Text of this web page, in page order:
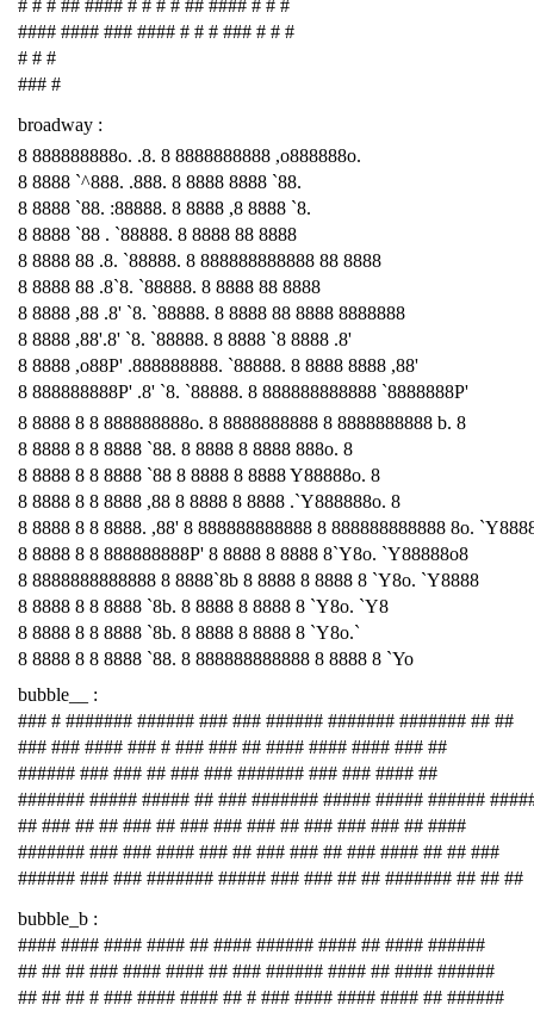
# # # ## #### # # # # ## #### # # #
#### #### ### #### # # # ### # # #
# # #
### #
broadway :
8 888888888o. .8. 8 8888888888 ,o888888o.
8 8888 `^888. .888. 8 8888 8888 `88.
8 8888 `88. :88888. 8 8888 ,8 8888 `8.
8 8888 `88 . `88888. 8 8888 88 8888
8 8888 88 .8. `88888. 8 888888888888 88 8888
8 8888 88 .8`8. `88888. 8 8888 88 8888
8 8888 ,88 .8' `8. `88888. 8 8888 88 8888 8888888
8 8888 ,88'.8' `8. `88888. 8 8888 `8 8888 .8'
8 8888 ,o88P' .888888888. `88888. 8 8888 8888 ,88'
8 888888888P' .8' `8. `88888. 8 888888888888 `8888888P'
8 8888 8 8 888888888o. 8 8888888888 8 8888888888 b. 8
8 8888 8 8 8888 `88. 8 8888 8 8888 888o. 8
8 8888 8 8 8888 `88 8 8888 8 8888 Y88888o. 8
8 8888 8 8 8888 ,88 8 8888 8 8888 .`Y888888o. 8
8 8888 8 8 8888. ,88' 8 888888888888 8 888888888888 8o.
8 8888 8 8 888888888P' 8 8888 8 8888 8`Y8o. `Y88888o8
8 8888888888888 8 8888`8b 8 8888 8 8888 8 `Y8o. `Y8888
8 8888 8 8 8888 `8b. 8 8888 8 8888 8 `Y8o. `Y8
8 8888 8 8 8888 `8b. 8 8888 8 8888 8 `Y8o.`
8 8888 8 8 8888 `88. 8 888888888888 8 8888 8 `Yo
bubble__ :
### # ####### ###### ### ### ###### ####### ####### ## ##
### ### #### ### # ### ### ## #### #### #### ### ##
###### ### ### ## ### ### ####### ### ### #### ##
####### ##### ##### ## ### ####### ##### ##### ######
## ### ## ## ### ## ### ### ### ## ### ### ### ## ####
####### ### ### #### ### ## ### ### ## ### #### ## ## ###
###### ### ### ####### ##### ### ### ## ## ####### ## ## ##
bubble_b :
#### #### #### #### ## #### ###### #### ## #### ######
## ## ## ### #### #### ## ### ###### #### ## #### ######
## ## ## # ### #### #### ## # ### #### #### #### ## ######